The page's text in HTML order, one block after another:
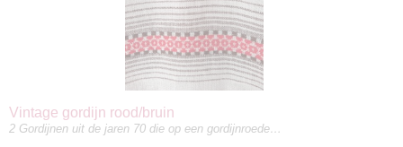
Vintage gordijn rood/bruin
2 Gordijnen uit de jaren 70 die op een gordijnroede…